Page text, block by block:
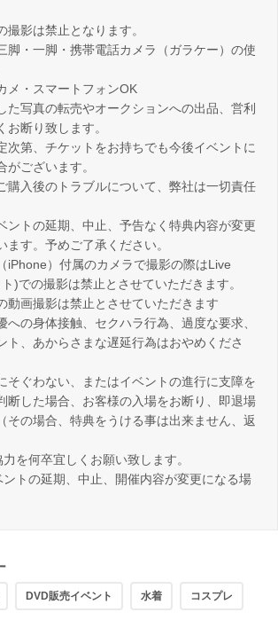
撮影は禁止となります。
脚・一脚・携帯電話カメラ（ガラケー）の使
メ・スマートフォンOK
た写真の転売やオークションへの出品、営利
お断り致します。
次第、チケットをお持ちでも今後イベントに
がございます。
購入後のトラブルについて、弊社は一切責任
ントの延期、中止、予告なく特典内容が変更
ます。予めご了承ください。
iPhone）付属のカメラで撮影の際はLive
)での撮影は禁止とさせていただきます。
動画撮影は禁止とさせていただきます
への身体接触、セクハラ行為、過度な要求、
ト、あからさまな遅延行為はおやめくださ
そぐわない、またはイベントの進行に支障を
断した場合、お客様の入場をお断り、即退場
その場合、特典をうける事は出来ません、返
を何卒宜しくお願い致します。
トの延期、中止、開催内容が変更になる場
DVD販売イベント 水着 コスプレ